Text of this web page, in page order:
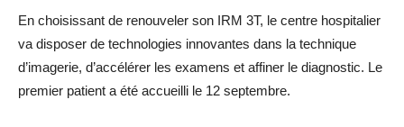
En choisissant de renouveler son IRM 3T, le centre hospitalier
va disposer de technologies innovantes dans la technique
d’imagerie, d’accélérer les examens et affiner le diagnostic. Le
premier patient a été accueilli le 12 septembre.